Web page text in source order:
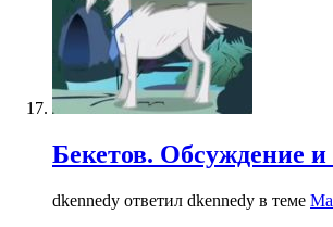
Бекетов. Обсуждение и
dkennedy ответил dkennedy в теме